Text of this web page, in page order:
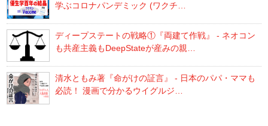
学ぶコロナパンデミック (ワクチ…
ディープステートの戦略①『両建て作戦』 - ネオコン
も共産主義もDeepStateが産みの親…
清水ともみ著『命がけの証言』 - 日本のパパ・ママも
必読！ 漫画で分かるウイグルジ…